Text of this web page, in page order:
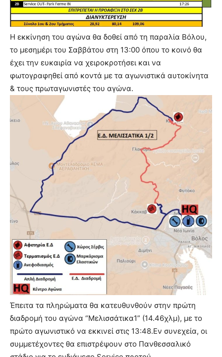
Η εκκίνηση του αγώνα θα δοθεί από τη παραλία Βόλου,
το μεσημέρι του Σαββάτου στη 13:00 όπου το κοινό θα
έχει την ευκαιρία να χειροκροτήσει και να
φωτογραφηθεί από κοντά με τα αγωνιστικά αυτοκίνητα
& τους πρωταγωνιστές του αγώνα.
Έπειτα τα πληρώματα θα κατευθυνθούν στην πρώτη
διαδρομή του αγώνα “Μελισσάτικα1” (14.46χλμ), με το
πρώτο αγωνιστικό να εκκινεί στις 13:48.Εν συνεχεία, οι
συμμετέχοντες θα επιστρέψουν στο Πανθεσσαλικό